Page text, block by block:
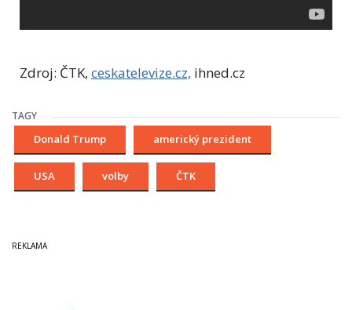
Zdroj: ČTK, ceskatelevize.cz, ihned.cz
TAGY
Donald Trump americký prezident
USA volby ČTK